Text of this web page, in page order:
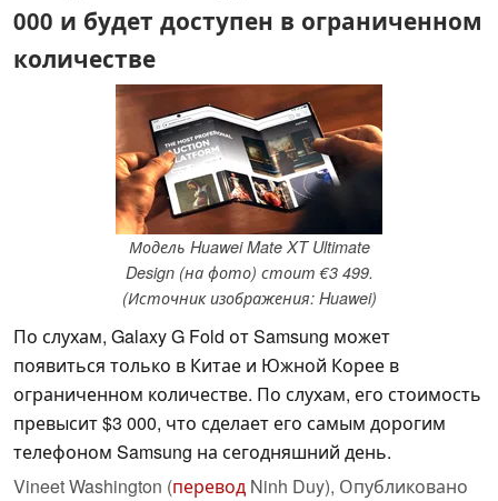
000 и будет доступен в ограниченном
количестве
Модель Huawei Mate XT Ultimate
Design (на фото) стоит €3 499.
(Источник изображения: Huawei)
По слухам, Galaxy G Fold от Samsung может
появиться только в Китае и Южной Корее в
ограниченном количестве. По слухам, его стоимость
превысит $3 000, что сделает его самым дорогим
телефоном Samsung на сегодняшний день.
Vineet Washington (перевод Ninh Duy), Опубликовано